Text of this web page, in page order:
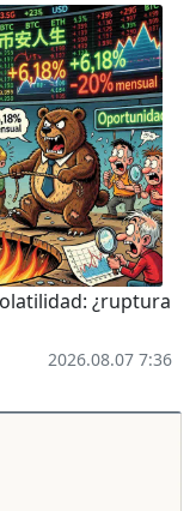
¿ruptura
2026.08.07 7:36